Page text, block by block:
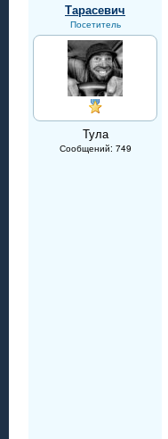
Тарасевич
Посетитель
Тула
Сообщений: 749